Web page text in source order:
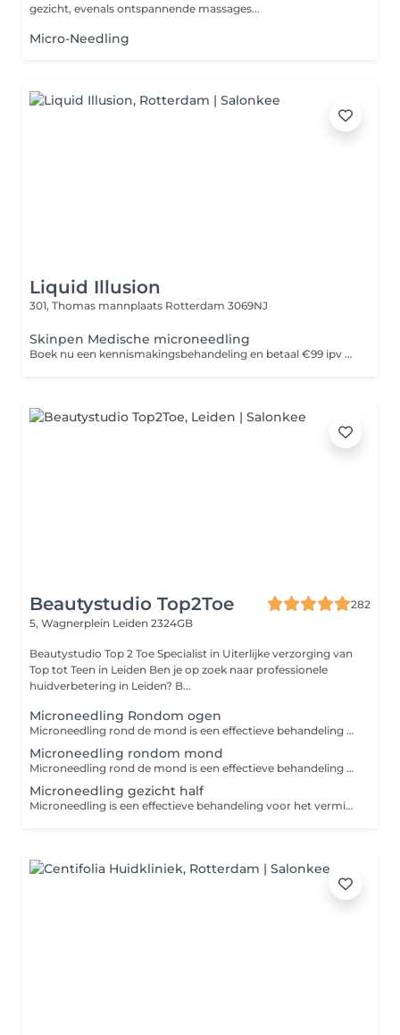
gezicht, evenals ontspannende massages...
Micro-Needling
Liquid Illusion
301, Thomas mannplaats Rotterdam 3069NJ
Skinpen Medische microneedling
Boek nu een kennismakingsbehandeling en betaal €99 ipv €200
Beautystudio Top2Toe
282
5, Wagnerplein Leiden 2324GB
Beautystudio Top 2 Toe Specialist in Uiterlijke verzorging van
Top tot Teen in Leiden Ben je op zoek naar professionele
huidverbetering in Leiden? B...
Microneedling Rondom ogen
Microneedling rond de mond is een effectieve behandeling voor het verminderen van rimpels en het verstevigen van de huid, doordat de huid gestimuleerd wordt om meer collageen en elastine aan te maken Wat doet de eye-treatment microneedling? Bevordert de afvoer van overtollig lymfevocht Zorgt voor een betere doorbloeding Verbetert de spanning en permeabiliteit van vaatwand Bevordert afbraak van vetcellen Remt de pigmentaanmaak af Maakt de huid onder de ogen lichter
Microneedling rondom mond
Microneedling rond de mond is een effectieve behandeling voor het verminderen van rimpels en het verstevigen van de huid, doordat de huid gestimuleerd wordt om meer collageen en elastine aan te maken Wat doet de eye-treatment microneedling? Bevordert de afvoer van overtollig lymfevocht Zorgt voor een betere doorbloeding Verbetert de spanning en permeabiliteit van vaatwand Bevordert afbraak van vetcellen Remt de pigmentaanmaak af Maakt de huid onder de ogen lichter
Microneedling gezicht half
Microneedling is een effectieve behandeling voor het verminderen van rimpels en het verstevigen van de huid, doordat de huid gestimuleerd wordt om meer collageen en elastine aan te maken Het verminderd fijne lijntjes en grove porien Het verminderd pigmentvlekken en hyperpigmentatie door zonschade Het verbeterd de doorbloeding Het zorgt voor betere opname van werkzame stoffen en ingredienten uit uw producten Het verminderd rimpels en fijne lijntjes Voor het beste resultaat is een kuur van 3 of 6 behandelingen aan te raden in combinatie met producten voor thuis gebruik bij een kuur van 3 krijgt u 50% korting op een product pakket t.w.v. 155,- van Decaar voor thuisgebruik bij een kuur van van 6 krijgt u dit pakket GRATIS